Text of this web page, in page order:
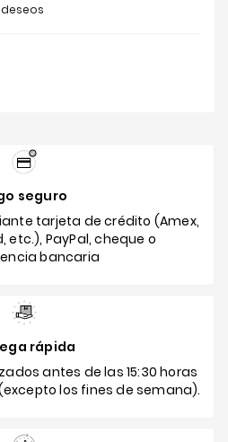
seguro
tarjeta de crédito (Amex,
etc.), PayPal, cheque o
bancaria
rápida
antes de las 15:30 horas
los fines de semana).